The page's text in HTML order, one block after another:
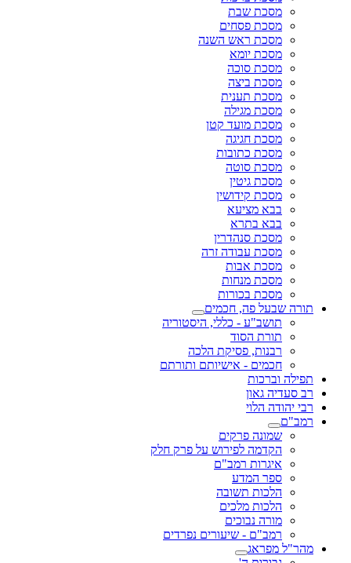
מסכת שבת
מסכת פסחים
מסכת ראש השנה
מסכת יומא
מסכת סוכה
מסכת ביצה
מסכת תענית
מסכת מגילה
מסכת מועד קטן
מסכת חגיגה
מסכת כתובות
מסכת סוטה
מסכת גיטין
מסכת קידושין
בבא מציעא
בבא בתרא
מסכת סנהדרין
מסכת עבודה זרה
מסכת אבות
מסכת מנחות
מסכת בכורות
תורה שבעל פה, חכמים
תושב"ע - כללי, היסטוריה
תורת הסוד
רבנות, פסיקת הלכה
חכמים - אישיותם ותורתם
תפילה וברכות
רב סעדיה גאון
רבי יהודה הלוי
רמב"ם
שמונה פרקים
הקדמה לפירוש על פרק חלק
איגרות רמב"ם
ספר המדע
הלכות תשובה
הלכות מלכים
מורה נבוכים
רמב"ם - שיעורים נפרדים
מהר"ל מפראג